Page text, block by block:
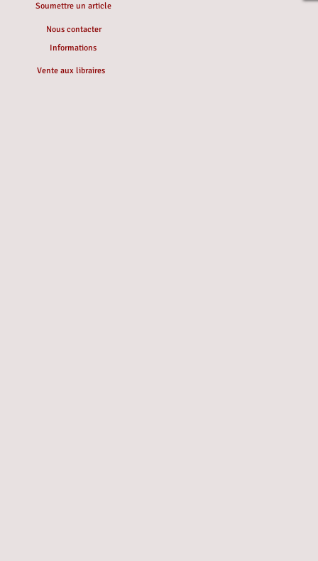
Soumettre un article
Nous contacter
Informations
Vente aux libraires